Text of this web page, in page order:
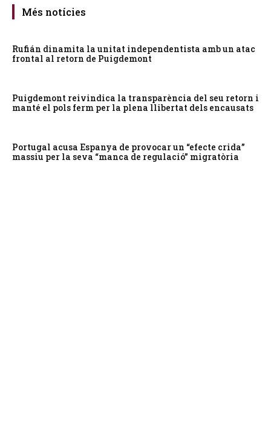
Més notícies
Rufián dinamita la unitat independentista amb un atac
frontal al retorn de Puigdemont
Puigdemont reivindica la transparència del seu retorn i
manté el pols ferm per la plena llibertat dels encausats
Portugal acusa Espanya de provocar un “efecte crida”
massiu per la seva “manca de regulació” migratòria